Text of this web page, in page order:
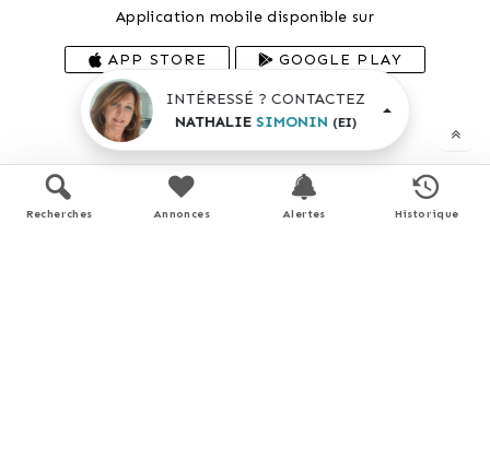
Application mobile disponible sur
APP STORE GOOGLE PLAY
INTÉRESSÉ ? CONTACTEZ
NATHALIE SIMONIN (EI)
Recherches Annonces Alertes Historique